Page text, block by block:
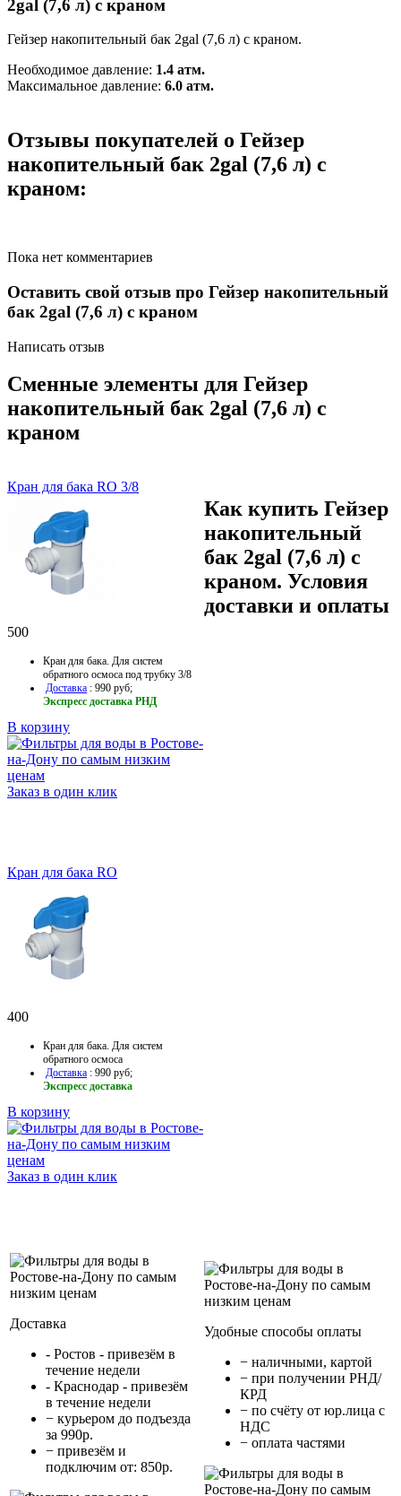
2gal (7,6 л) с краном
Гейзер накопительный бак 2gal (7,6 л) с краном.
Необходимое давление: 1.4 атм.
Максимальное давление: 6.0 атм.
Отзывы покупателей о Гейзер
накопительный бак 2gal (7,6 л) с
краном:
Пока нет комментариев
Оставить свой отзыв про Гейзер накопительный
бак 2gal (7,6 л) с краном
Написать отзыв
Сменные элементы для Гейзер
накопительный бак 2gal (7,6 л) с
краном
Кран для бака RO 3/8
500
Кран для бака. Для систем
обратного осмоса под трубку 3/8
Доставка : 990 руб;
Экспресс доставка РНД
В корзину
Заказ в один клик
Кран для бака RO
400
Кран для бака. Для систем
обратного осмоса
Доставка : 990 руб;
Экспресс доставка
В корзину
Заказ в один клик
Как купить Гейзер
накопительный
бак 2gal (7,6 л) с
краном. Условия
доставки и оплаты
Доставка
- Ростов - привезём в
течение недели
- Краснодар - привезём
в течение недели
− курьером до подъезда
за 990р.
− привезём и
подключим от: 850р.
Удобные способы оплаты
− наличными, картой
− при получении РНД/
КРД
− по счёту от юр.лица с
НДС
− оплата частями